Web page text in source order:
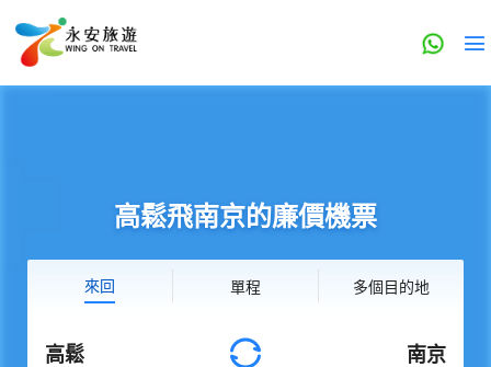
高鬆飛南京的廉價機票
來回 單程 多個目的地
高鬆 南京